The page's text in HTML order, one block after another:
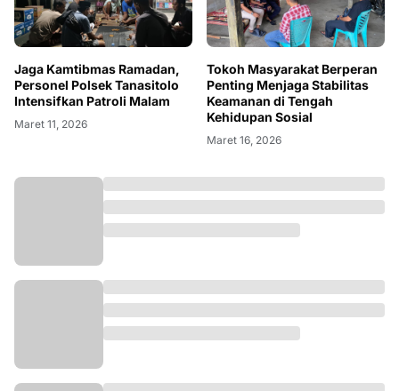
Jaga Kamtibmas Ramadan,
Personel Polsek Tanasitolo
Intensifkan Patroli Malam
Maret 11, 2026
Tokoh Masyarakat Berperan
Penting Menjaga Stabilitas
Keamanan di Tengah
Kehidupan Sosial
Maret 16, 2026